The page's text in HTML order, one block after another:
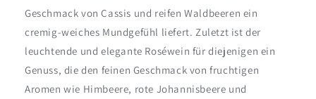
Geschmack von Cassis und reifen Waldbeeren ein
cremig-weiches Mundgefühl liefert. Zuletzt ist der
leuchtende und elegante Roséwein für diejenigen ein
Genuss, die den feinen Geschmack von fruchtigen
Aromen wie Himbeere, rote Johannisbeere und